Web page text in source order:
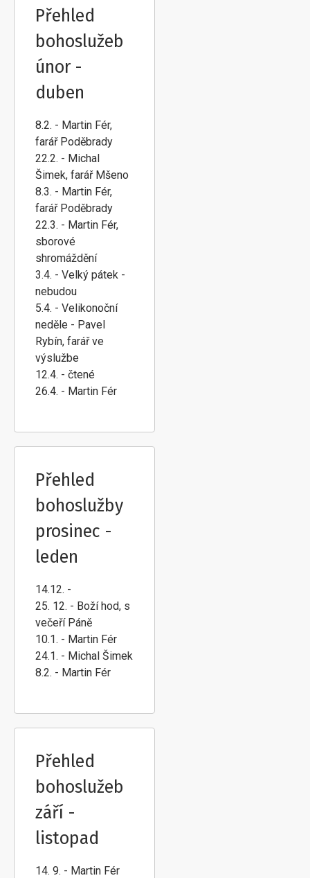
Přehled
bohoslužeb
únor -
duben
8.2. - Martin Fér,
farář Poděbrady
22.2. - Michal
Šimek, farář Mšeno
8.3. - Martin Fér,
farář Poděbrady
22.3. - Martin Fér,
sborové
shromáždění
3.4. - Velký pátek -
nebudou
5.4. - Velikonoční
neděle - Pavel
Rybín, farář ve
výslužbe
12.4. - čtené
26.4. - Martin Fér
Přehled
bohoslužby
prosinec -
leden
14.12. -
25. 12. - Boží hod, s
večeří Páně
10.1. - Martin Fér
24.1. - Michal Šimek
8.2. - Martin Fér
Přehled
bohoslužeb
září -
listopad
14. 9. - Martin Fér